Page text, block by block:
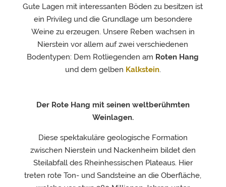
Gute Lagen mit interessanten Böden zu besitzen ist
ein Privileg und die Grundlage um besondere
Weine zu erzeugen. Unsere Reben wachsen in
Nierstein vor allem auf zwei verschiedenen
Bodentypen: Dem Rotliegenden am Roten Hang
und dem gelben Kalkstein.
Der Rote Hang mit seinen weltberühmten
Weinlagen.
Diese spektakuläre geologische Formation
zwischen Nierstein und Nackenheim bildet den
Steilabfall des Rheinhessischen Plateaus. Hier
treten rote Ton- und Sandsteine an die Oberfläche,